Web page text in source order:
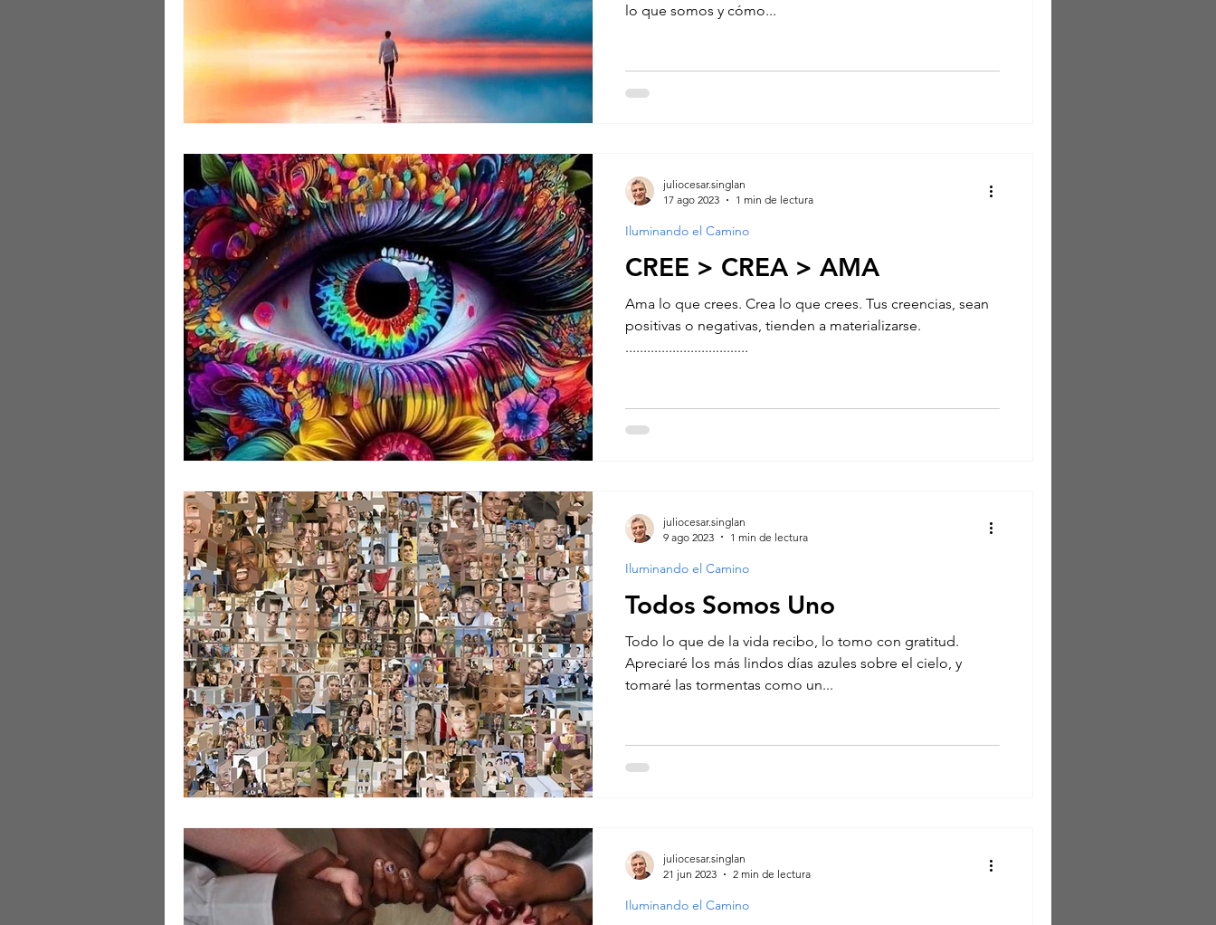
lo que somos y cómo...
CREE > CREA > AMA
Ama lo que crees. Crea lo que crees. Tus creencias, sean
positivas o negativas, tienden a materializarse.
..................................
Iluminando el Camino
juliocesar.singlan
17 ago 2023
1 min de lectura
Todos Somos Uno
Todo lo que de la vida recibo, lo tomo con gratitud.
Apreciaré los más lindos días azules sobre el cielo, y
tomaré las tormentas como un...
Iluminando el Camino
juliocesar.singlan
9 ago 2023
1 min de lectura
Iluminando el Camino
juliocesar.singlan
21 jun 2023
2 min de lectura